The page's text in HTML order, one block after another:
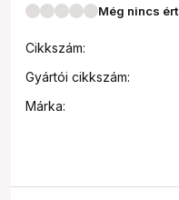
Még nincs
Cikkszám:
Gyártói cikkszám:
Márka: